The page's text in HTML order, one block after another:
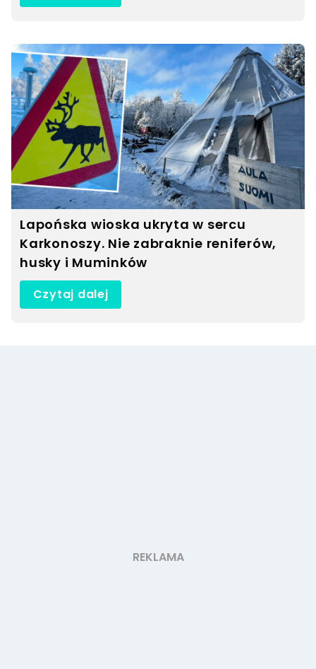
Lapońska wioska ukryta w sercu
Karkonoszy. Nie zabraknie reniferów,
husky i Muminków
Czytaj dalej